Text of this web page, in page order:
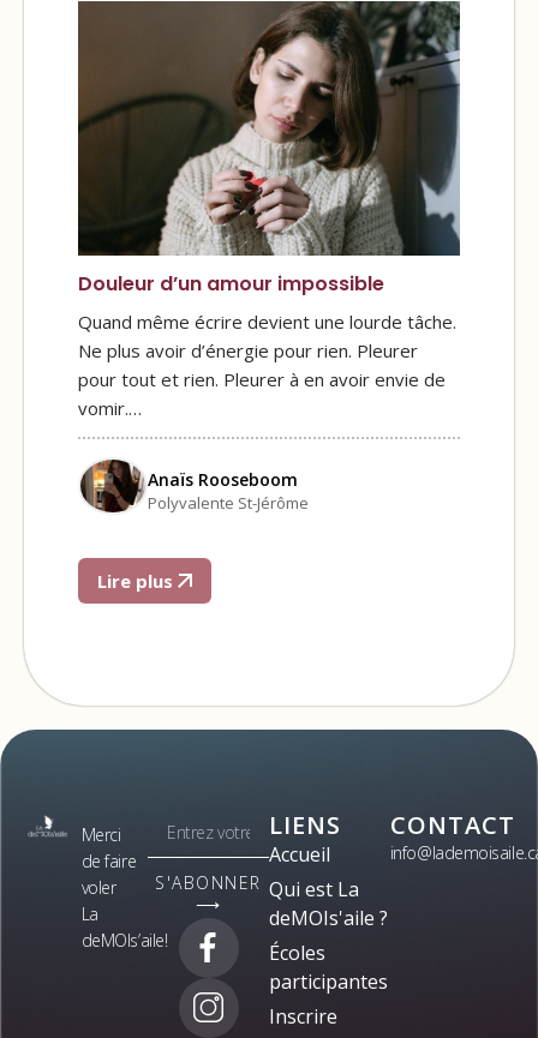
Douleur d’un amour impossible
Quand même écrire devient une lourde tâche.
Ne plus avoir d’énergie pour rien. Pleurer
pour tout et rien. Pleurer à en avoir envie de
vomir.…
Anaïs Rooseboom
Polyvalente St-Jérôme
Lire plus
Merci
de faire
voler
La
deMOIs’aile!
S'ABONNER
⟶
LIENS
Accueil
Qui est La
deMOIs'aile ?
Écoles
participantes
Inscrire
CONTACT